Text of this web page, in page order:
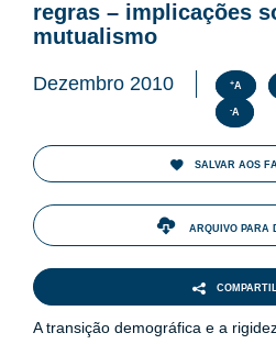
regras – implicações
mutualismo
Dezembro 2010 +A
-A
SALVAR AOS
ARQUIVO PARA
A transição demográfica e a